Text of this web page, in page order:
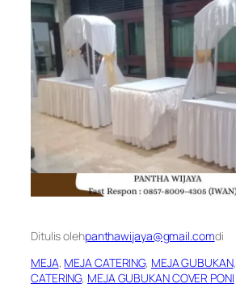
Ditulis olehpanthawijaya@gmail.comdi
MEJA, MEJA CATERING, MEJA GUBUKAN,
CATERING, MEJA GUBUKAN COVER PONI